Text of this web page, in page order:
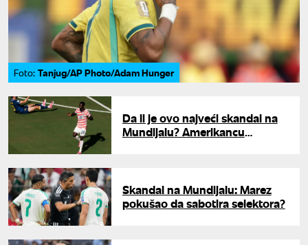
Foto: Tanjug/AP Photo/Adam Hunger
Da li je ovo najveći skandal na
Mundijalu? Amerikancu
Skandal na Mundijalu: Marez
pokušao da sabotira selektora?